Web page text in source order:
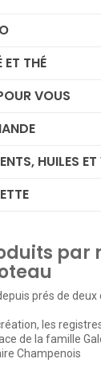
THÉ
VOUS
HUILES ET
par
prés de deux
les
de la famille
Champenois